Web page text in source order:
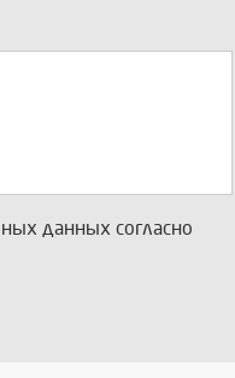
данных согласно